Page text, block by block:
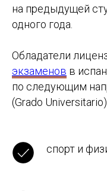
на предыдущей
одного года.
Обладатели
экзаменов в
по следующим
(Grado
спорт и